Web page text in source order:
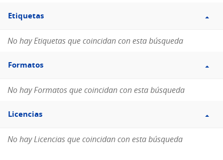
Filtro
Etiquetas
Etiquetas
No hay Etiquetas que coincidan con esta búsqueda
Filtro
Formatos
Formatos
No hay Formatos que coincidan con esta búsqueda
Filtro
Licencias
Licencias
No hay Licencias que coincidan con esta búsqueda